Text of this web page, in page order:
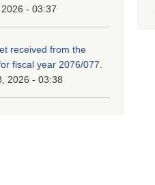
- 03:37
received from the
fiscal year 2076/077.
2026 - 03:38